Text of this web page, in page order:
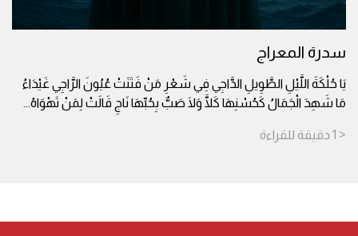
سدرة المعراج
يَا حُلْكَةَ اللَّيْلِ الطَّوِيلِ الدَّاجِي فِي شَعْرِ مَنْ فَتَنَتْ عُيُونَ الرَّاجِي غَيْدَاءُ
مَا شَهِدَ الْجَمَالُ كَحُسْنِهَا كَلَّا وَلَا صَبٌّ بِحُبِّهَا نَاجِ قَالَتْ لِمَنْ تَهْوَاهُ...
< 1 دقيقة للقراءة